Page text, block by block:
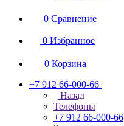
0 Сравнение
0 Избранное
0 Корзина
+7 912 66-000-66
Назад
Телефоны
+7 912 66-000-66